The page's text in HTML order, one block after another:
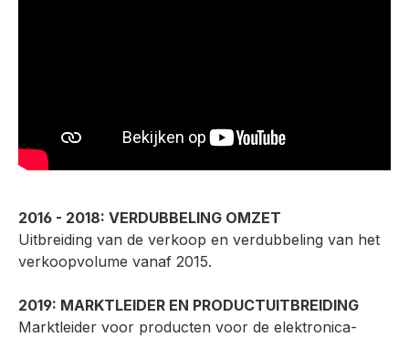
2016 - 2018: VERDUBBELING OMZET
Uitbreiding van de verkoop en verdubbeling van het
verkoopvolume vanaf 2015.
2019: MARKTLEIDER EN PRODUCTUITBREIDING
Marktleider voor producten voor de elektronica-